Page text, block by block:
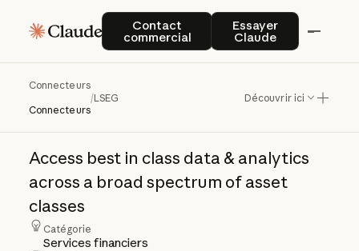
Contact
commercial
Contact commercial
Essayer
Claude
Essayer Claude
Connecteurs
Connecteurs
/LSEG Découvrir ici
LSEG
Access best in class data & analytics
across a broad spectrum of asset
classes
Catégorie
Services financiers